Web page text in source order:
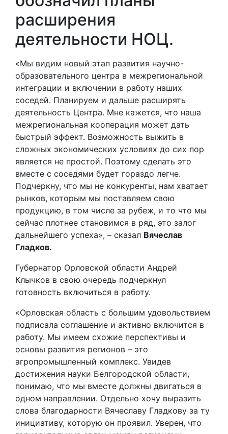
расширения
деятельности НОЦ.
«Мы видим новый этап развития научно-
образовательного центра в межрегиональной
интеграции и включении в работу наших
соседей. Планируем и дальше расширять
деятельность Центра. Мне кажется, что наша
межрегиональная кооперация может дать
быстрый эффект. Возможность выжить в
сложных экономических условиях до сих пор
является не простой. Поэтому сделать это
вместе с соседями будет гораздо легче.
Подчеркну, что мы не конкуренты, нам хватает
рынков, которым мы поставляем свою
продукцию, в том числе за рубеж, и то что мы
сейчас плотнее становимся в ряд, это залог
дальнейшего успеха», – сказал Вячеслав
Гладков.
Губернатор Орловской области Андрей
Клычков в свою очередь подчеркнул
готовность включиться в работу.
«Орловская область с большим удовольствием
подписала соглашение и активно включится в
работу. Мы имеем схожие перспективы и
основы развития регионов – это
агропромышленный комплекс. Увидев
достижения науки Белгородской области,
понимаю, что мы вместе должны двигаться в
одном направлении. Отдельно хочу выразить
слова благодарности Вячеславу Гладкову за ту
инициативу, которую он проявил. Уверен, что